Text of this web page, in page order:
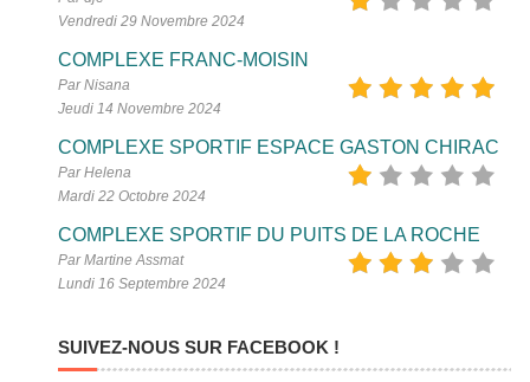
Vendredi 29 Novembre 2024
COMPLEXE FRANC-MOISIN
Par Nisana
Jeudi 14 Novembre 2024
COMPLEXE SPORTIF ESPACE GASTON CHIRAC
Par Helena
Mardi 22 Octobre 2024
COMPLEXE SPORTIF DU PUITS DE LA ROCHE
Par Martine Assmat
Lundi 16 Septembre 2024
SUIVEZ-NOUS SUR FACEBOOK !